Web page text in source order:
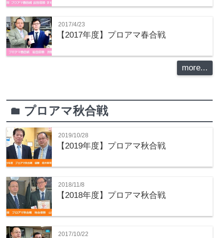
2017/4/23
【2017年度】プロアマ春合戦
more...
folder プロアマ秋合戦
2019/10/28
【2019年度】プロアマ秋合戦
2018/11/8
【2018年度】プロアマ秋合戦
2017/10/22